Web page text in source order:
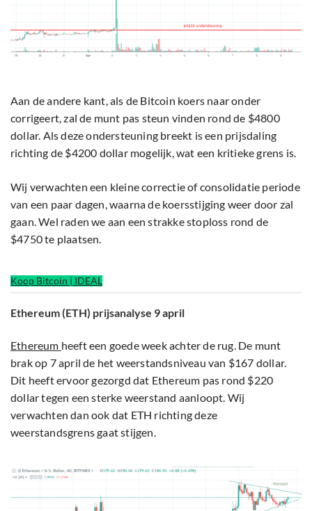
Aan de andere kant, als de Bitcoin koers naar onder
corrigeert, zal de munt pas steun vinden rond de $4800
dollar. Als deze ondersteuning breekt is een prijsdaling
richting de $4200 dollar mogelijk, wat een kritieke grens is.
Wij verwachten een kleine correctie of consolidatie periode
van een paar dagen, waarna de koersstijging weer door zal
gaan. Wel raden we aan een strakke stoploss rond de
$4750 te plaatsen.
Koop Bitcoin | IDEAL
Ethereum (ETH) prijsanalyse 9 april
Ethereum heeft een goede week achter de rug. De munt
brak op 7 april de het weerstandsniveau van $167 dollar.
Dit heeft ervoor gezorgd dat Ethereum pas rond $220
dollar tegen een sterke weerstand aanloopt. Wij
verwachten dan ook dat ETH richting deze
weerstandsgrens gaat stijgen.